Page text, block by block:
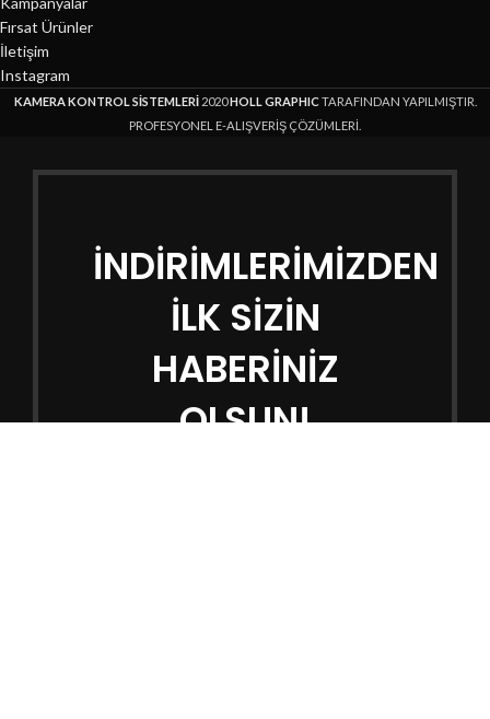
Fırsat Ürünler
İletişim
Instagram
KAMERA KONTROL SİSTEMLERİ 2020HOLL GRAPHICTARAFINDAN YAPILMIŞTIR.
PROFESYONEL E-ALIŞVERİŞ ÇÖZÜMLERİ.
İNDİRİMLERİMİZDEN
İLK SİZİN
HABERİNİZ
OLSUN!